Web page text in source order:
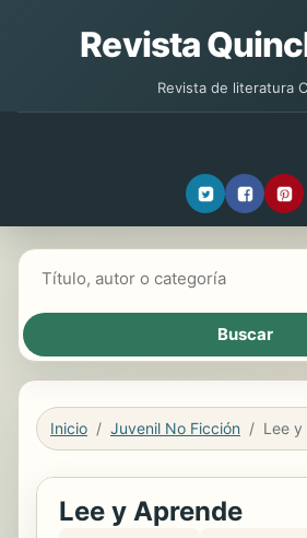
Revista
Revista de literatura
Inicio Juvenil No Ficción Lee
Lee y Aprende